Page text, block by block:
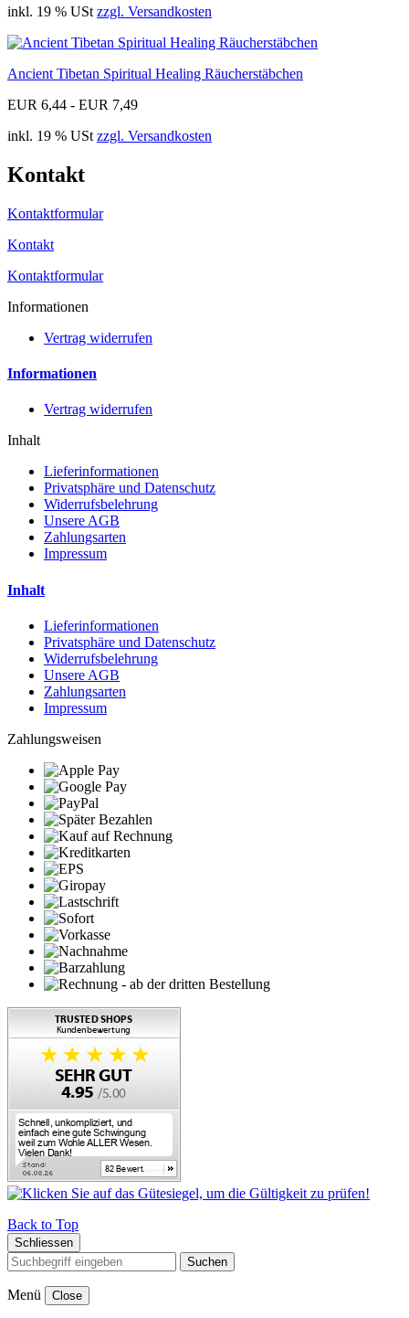
inkl. 19 % USt zzgl. Versandkosten
Ancient Tibetan Spiritual Healing Räucherstäbchen
EUR 6,44 - EUR 7,49
inkl. 19 % USt zzgl. Versandkosten
Kontakt
Kontaktformular
Kontakt
Kontaktformular
Informationen
Vertrag widerrufen
Informationen
Vertrag widerrufen
Inhalt
Lieferinformationen
Privatsphäre und Datenschutz
Widerrufsbelehrung
Unsere AGB
Zahlungsarten
Impressum
Inhalt
Lieferinformationen
Privatsphäre und Datenschutz
Widerrufsbelehrung
Unsere AGB
Zahlungsarten
Impressum
Zahlungsweisen
Back to Top
Schliessen
Suchen
Menü Close